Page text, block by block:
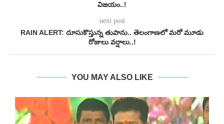
విజయం..!
next post
RAIN ALERT: దూసుకొస్తున్న తుపాను.. తెలంగాణలో మరో మూడు
రోజులు వర్షాలు..!
YOU MAY ALSO LIKE